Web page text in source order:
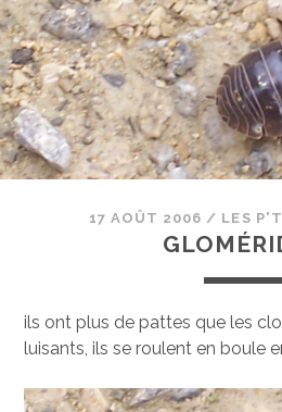
17 AOÛT 2006 / LES
ils ont plus de pattes que les
luisants, ils se roulent en boule